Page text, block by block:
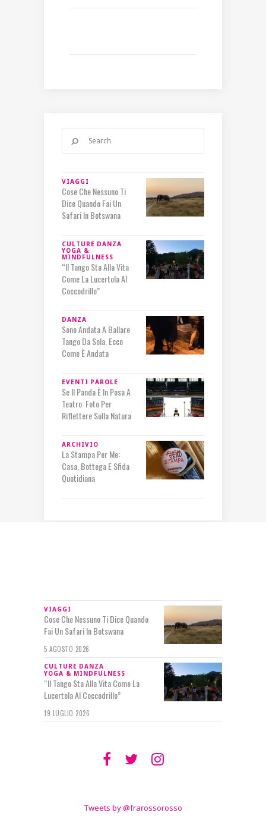
VIAGGI
Cose Che Nessuno Ti
Dice Quando Fai Un
Safari In Botswana
CULTURE DANZA
YOGA &
MINDFULNESS
“Il Tango Sta Alla Vita
Come La Lucertola Al
Coccodrillo”
DANZA
Sono Andata A Ballare
Tango Da Sola. Ecco
Come È Andata
EVENTI PAROLE
Se Il Panda È In Posa A
Teatro: Foto Per
Riflettere Sulla Natura
ARCHIVIO
La Stampa Per Me:
Casa, Bottega E Sfida
Quotidiana
VIAGGI
Cose Che Nessuno Ti Dice Quando
Fai Un Safari In Botswana
5 AGOSTO 2026
CULTURE DANZA
YOGA & MINDFULNESS
“Il Tango Sta Alla Vita Come La
Lucertola Al Coccodrillo”
19 LUGLIO 2026
Tweets by @frarossorosso